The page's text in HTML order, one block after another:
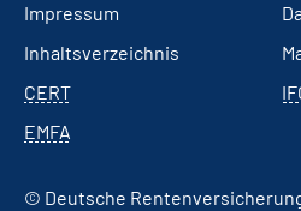
Impressum
Inhaltsverzeichnis
CERT
EMFA
© Deutsche